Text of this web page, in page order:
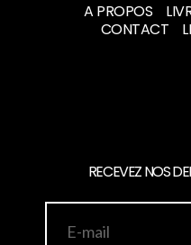
A PROPOS
CONTACT
RECEVEZ NOS